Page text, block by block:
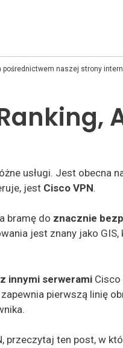
naszej strony
usługi. Jest obecna
jest Cisco VPN.
bramę do znacznie
jest znany jako GIS,
innymi serwerami Cisco
pierwszą linię
przeczytaj ten post, w